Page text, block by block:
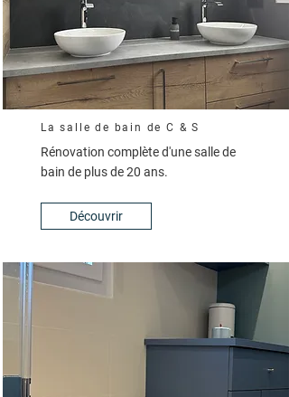
La salle de bain de C & S
Rénovation complète d'une salle de
bain de plus de 20 ans.
Découvrir